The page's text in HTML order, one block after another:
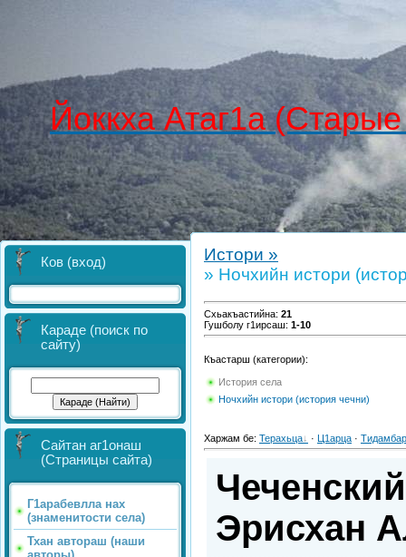
Йоккха Атаг1а
Ков (вход)
Караде (поиск по
сайту)
Сайтан аг1онаш
(Страницы сайта)
Г1арабевлла нах
(знаменитости села)
Тхан автораш (наши
Истори »
» Ночхийн истори
Схьакъастийна: 21
Гушболу г1ирсаш: 1-10
Къастарш (категории):
История села
Ночхийн истори (история чечни)
Харжам бе: Терахьца · Ц1арца ·
Эрисхан